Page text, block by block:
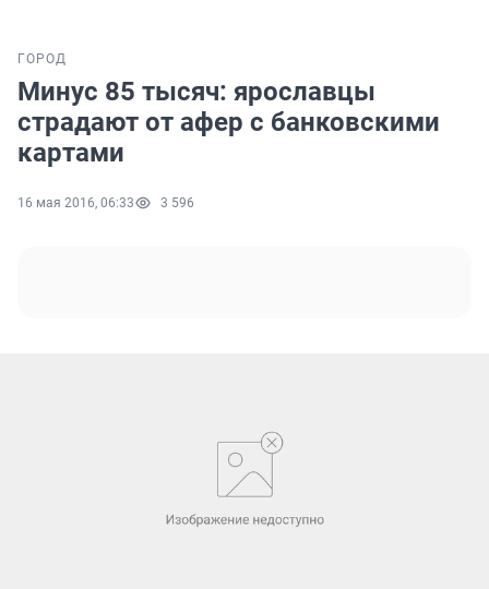
ГОРОД
Минус 85 тысяч: ярославцы
страдают от афер с банковскими
картами
16 мая 2016, 06:33 3 596